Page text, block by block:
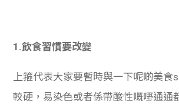
101
1.飲食習慣要改變
上箍代表大家要暫時與一下呢啲美食
較硬，易染色或者係帶酸性嘅嘢通通